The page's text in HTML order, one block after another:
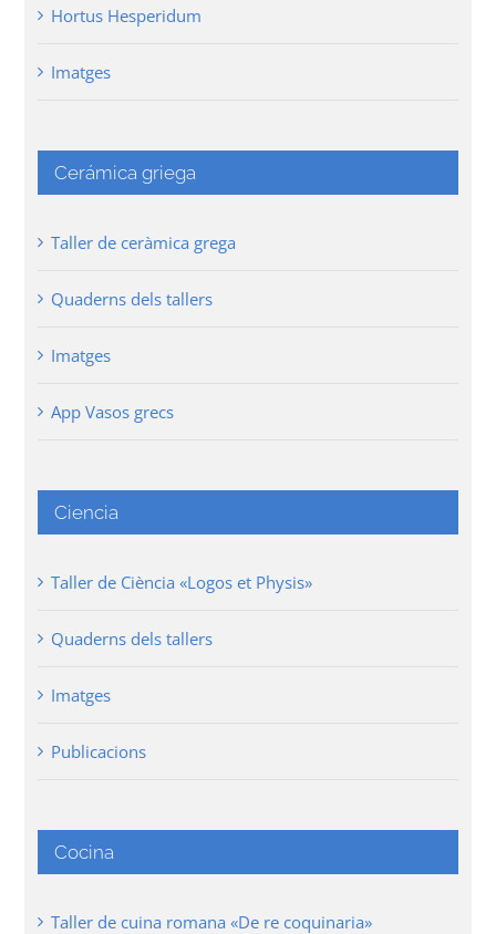
Hortus Hesperidum
Imatges
Cerámica griega
Taller de ceràmica grega
Quaderns dels tallers
Imatges
App Vasos grecs
Ciencia
Taller de Ciència «Logos et Physis»
Quaderns dels tallers
Imatges
Publicacions
Cocina
Taller de cuina romana «De re coquinaria»